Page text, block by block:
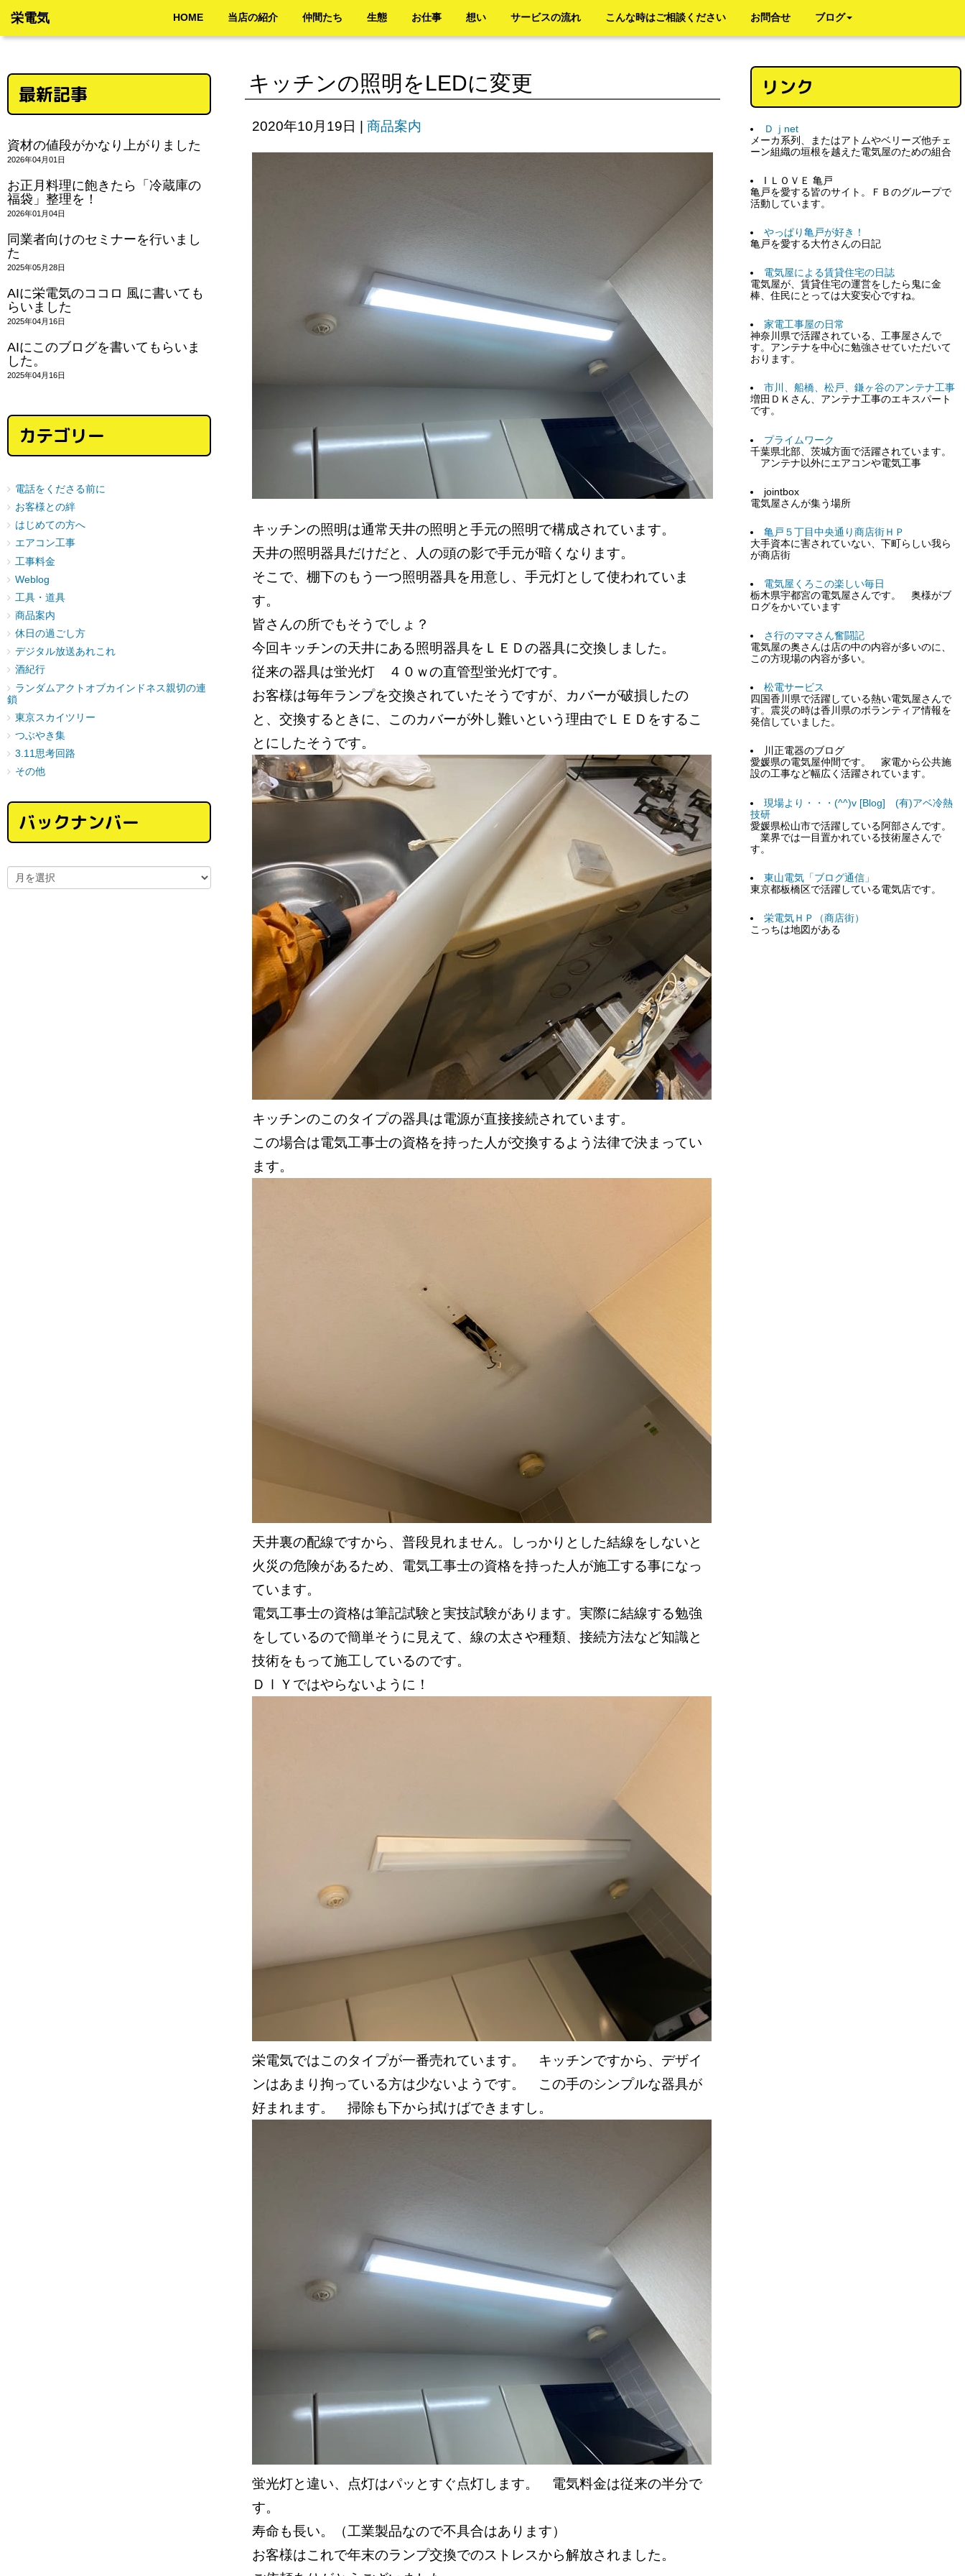
栄電気 HOME 当店の紹介 仲間たち 生態 お仕事 想い サービスの流れ こんな時はご相談ください お問合せ ブログ
キッチンの照明をLEDに変更
2020年10月19日 商品案内
キッチンの照明は通常天井の照明と手元の照明で構成されています。
天井の照明器具だけだと、人の頭の影で手元が暗くなります。
そこで、棚下のもう一つ照明器具を用意し、手元灯として使われていま
す。
皆さんの所でもそうでしょ？
今回キッチンの天井にある照明器具をＬＥＤの器具に交換しました。
従来の器具は蛍光灯 ４０ｗの直管型蛍光灯です。
お客様は毎年ランプを交換されていたそうですが、カバーが破損したの
と、交換するときに、このカバーが外し難いという理由でＬＥＤをするこ
とにしたそうです。
キッチンのこのタイプの器具は電源が直接接続されています。
この場合は電気工事士の資格を持った人が交換するよう法律で決まってい
ます。
天井裏の配線ですから、普段見れません。しっかりとした結線をしないと
火災の危険があるため、電気工事士の資格を持った人が施工する事になっ
ています。
電気工事士の資格は筆記試験と実技試験があります。実際に結線する勉強
をしているので簡単そうに見えて、線の太さや種類、接続方法など知識と
技術をもって施工しているのです。
ＤⅠＹではやらないように！
栄電気ではこのタイプが一番売れています。 キッチンですから、デザイ
ンはあまり拘っている方は少ないようです。 この手のシンプルな器具が
好まれます。 掃除も下から拭けばできますし。
蛍光灯と違い、点灯はパッとすぐ点灯します。 電気料金は従来の半分で
す。
寿命も長い。（工業製品なので不具合はあります）
お客様はこれで年末のランプ交換でのストレスから解放されました。
最新記事
資材の値段がかなり上がりました
2026年04月01日
お正月料理に飽きたら「冷蔵庫の
福袋」整理を！
2026年01月04日
同業者向けのセミナーを行いまし
た
2025年05月28日
AIに栄電気のココロ 風に書いても
らいました
2025年04月16日
AIにこのブログを書いてもらいま
した。
2025年04月16日
カテゴリー
電話をくださる前に
お客様との絆
はじめての方へ
エアコン工事
工事料金
Weblog
工具・道具
商品案内
休日の過ごし方
デジタル放送あれこれ
酒紀行
ランダムアクトオブカインドネス親切の連
鎖
東京スカイツリー
つぶやき集
3.11思考回路
その他
バックナンバー
リンク
Ｄｊnet
メーカ系列、またはアトムやベリーズ他チェ
ーン組織の垣根を越えた電気屋のための組合
I ＬＯＶＥ 亀戸
亀戸を愛する皆のサイト。ＦＢのグループで
活動しています。
やっぱり亀戸が好き！
亀戸を愛する大竹さんの日記
電気屋による賃貸住宅の日誌
電気屋が、賃貸住宅の運営をしたら鬼に金
棒、住民にとっては大変安心ですね。
家電工事屋の日常
神奈川県で活躍されている、工事屋さんで
す。アンテナを中心に勉強させていただいて
おります。
市川、船橋、松戸、鎌ヶ谷のアンテナ工事
増田ＤＫさん、アンテナ工事のエキスパート
です。
プライムワーク
千葉県北部、茨城方面で活躍されています。
アンテナ以外にエアコンや電気工事
jointbox
電気屋さんが集う場所
亀戸５丁目中央通り商店街ＨＰ
大手資本に害されていない、下町らしい我ら
が商店街
電気屋くろこの楽しい毎日
栃木県宇都宮の電気屋さんです。 奥様がブ
ログをかいています
さ行のママさん奮闘記
電気屋の奥さんは店の中の内容が多いのに、
この方現場の内容が多い。
松電サービス
四国香川県で活躍している熱い電気屋さんで
す。震災の時は香川県のボランティア情報を
発信していました。
川正電器のブログ
愛媛県の電気屋仲間です。 家電から公共施
設の工事など幅広く活躍されています。
現場より・・・(^^)v [Blog] (有)アベ冷熱
技研
愛媛県松山市で活躍している阿部さんです。
業界では一目置かれている技術屋さんで
す。
東山電気「ブログ通信」
東京都板橋区で活躍している電気店です。
栄電気ＨＰ（商店街）
こっちは地図がある